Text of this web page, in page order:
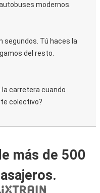
modernos.
segundos. Tú haces la
del resto.
la carretera cuando
colectivo?
más de 500